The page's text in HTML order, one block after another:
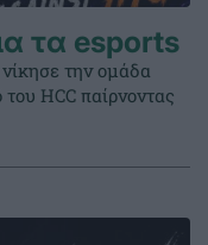
τα esports
την ομάδα
HCC παίρνοντας